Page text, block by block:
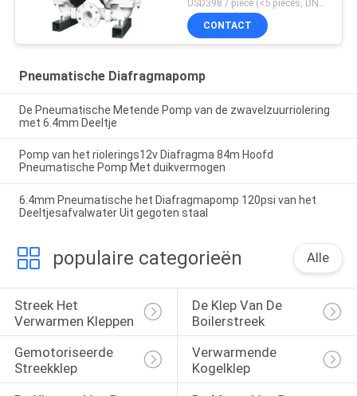
CONTACT
Pneumatische Diafragmapomp
De Pneumatische Metende Pomp van de zwavelzuurriolering
met 6.4mm Deeltje
Pomp van het riolerings12v Diafragma 84m Hoofd
Pneumatische Pomp Met duikvermogen
6.4mm Pneumatische het Diafragmapomp 120psi van het
Deeltjesafvalwater Uit gegoten staal
populaire categorieën Alle
Streek Het
Verwarmen Kleppen
De Klep Van De
Boilerstreek
Gemotoriseerde
Streekklep
Verwarmende
Kogelklep